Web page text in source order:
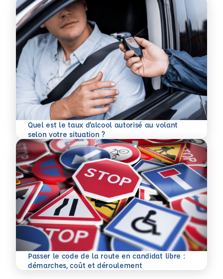
Quel est le taux d’alcool autorisé au volant
selon votre situation ?
En savoir plus
Passer le code de la route en candidat libre :
démarches, coût et déroulement
En savoir plus